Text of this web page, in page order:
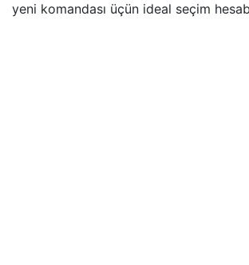
yeni komandası üçün ideal seçim